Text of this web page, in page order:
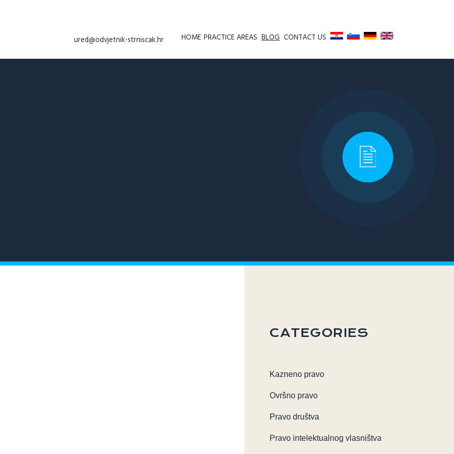
HOME PRACTICE AREAS BLOG CONTACT US
ured@odvjetnik-strniscak.hr
CATEGORIES
Kazneno pravo
Ovršno pravo
Pravo društva
Pravo intelektualnog vlasništva